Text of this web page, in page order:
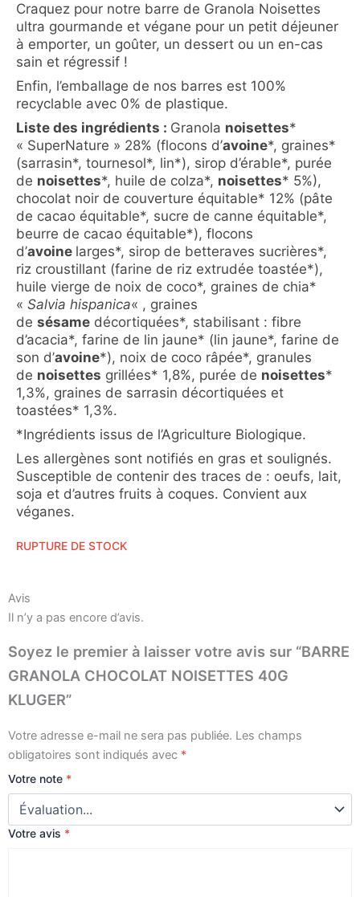
Craquez pour notre barre de Granola Noisettes
ultra gourmande et végane pour un petit déjeuner
à emporter, un goûter, un dessert ou un en-cas
sain et régressif !
Enfin, l’emballage de nos barres est 100%
recyclable avec 0% de plastique.
Liste des ingrédients : Granola noisettes*
« SuperNature » 28% (flocons d’avoine*, graines*
(sarrasin*, tournesol*, lin*), sirop d’érable*, purée
de noisettes*, huile de colza*, noisettes* 5%),
chocolat noir de couverture équitable* 12% (pâte
de cacao équitable*, sucre de canne équitable*,
beurre de cacao équitable*), flocons
d’avoine larges*, sirop de betteraves sucrières*,
riz croustillant (farine de riz extrudée toastée*),
huile vierge de noix de coco*, graines de chia*
« Salvia hispanica« , graines
de sésame décortiquées*, stabilisant : fibre
d’acacia*, farine de lin jaune* (lin jaune*, farine de
son d’avoine*), noix de coco râpée*, granules
de noisettes grillées* 1,8%, purée de noisettes*
1,3%, graines de sarrasin décortiquées et
toastées* 1,3%.
*Ingrédients issus de l’Agriculture Biologique.
Les allergènes sont notifiés en gras et soulignés.
Susceptible de contenir des traces de : oeufs, lait,
soja et d’autres fruits à coques. Convient aux
véganes.
RUPTURE DE STOCK
Avis
Il n’y a pas encore d’avis.
Soyez le premier à laisser votre avis sur “BARRE
GRANOLA CHOCOLAT NOISETTES 40G
KLUGER”
Votre adresse e-mail ne sera pas publiée. Les champs
obligatoires sont indiqués avec *
Votre note *
Votre avis *